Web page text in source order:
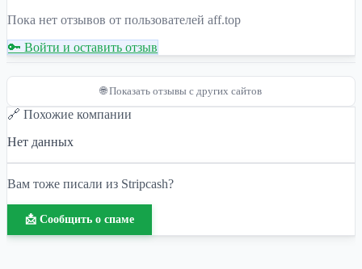
Пока нет отзывов от пользователей aff.top
🔑 Войти и оставить отзыв
🌐 Показать отзывы с других сайтов
🔗 Похожие компании
Нет данных
Вам тоже писали из Stripcash?
📩 Сообщить о спаме